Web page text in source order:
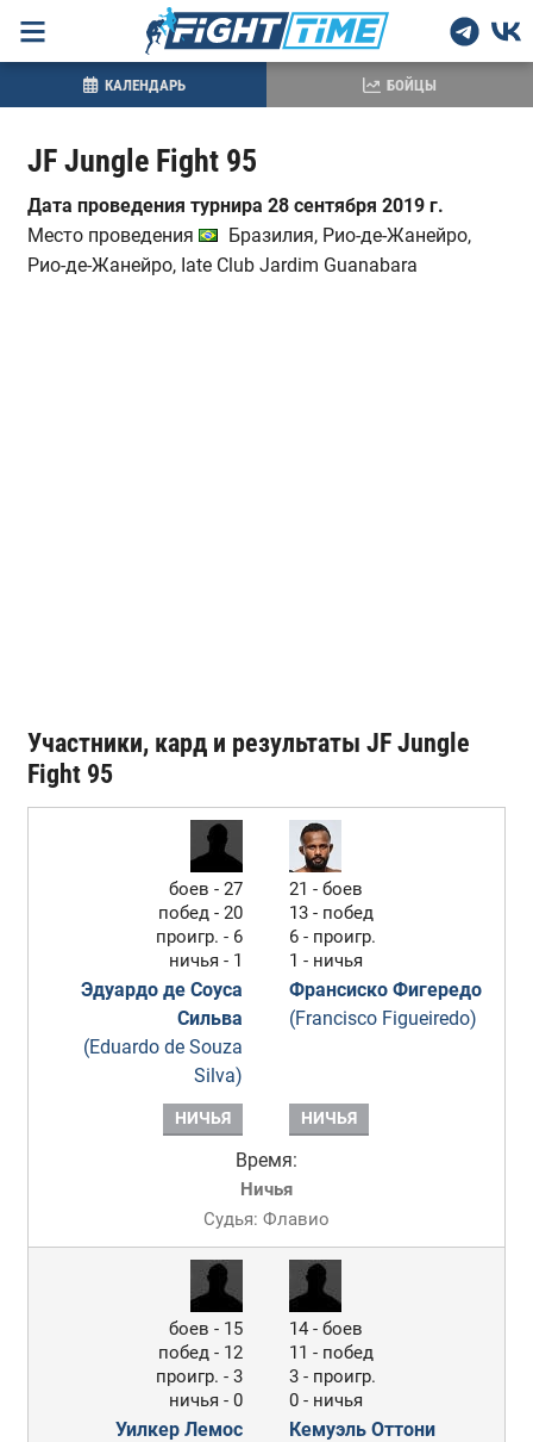
JF Jungle Fight 95
Дата проведения турнира 28 сентября 2019 г.
Место проведения
Бразилия, Рио-де-Жанейро,
Рио-де-Жанейро, Iate Club Jardim Guanabara
Участники, кард и результаты JF Jungle
Fight 95
боев - 27
побед - 20
проигр. - 6
ничья - 1
Эдуардо де Соуса
Сильва
(Eduardo de Souza
Silva)
21 - боев
13 - побед
6 - проигр.
1 - ничья
Франсиско Фигередо
(Francisco Figueiredo)
НИЧЬЯ НИЧЬЯ
Время:
Ничья
Судья: Флавио
боев - 15
побед - 12
проигр. - 3
ничья - 0
Уилкер Лемос
14 - боев
11 - побед
3 - проигр.
0 - ничья
Кемуэль Оттони
КАЛЕНДАРЬ БОЙЦЫ